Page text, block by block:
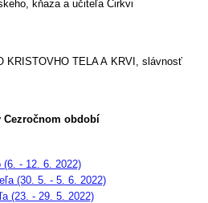
kňaza a učiteľa Cirkvi
KRISTOVHO TELA A KRVI, slávnosť
Cezročnom období
(6. - 12. 6. 2022)
(30. 5. - 5. 6. 2022)
(23. - 29. 5. 2022)